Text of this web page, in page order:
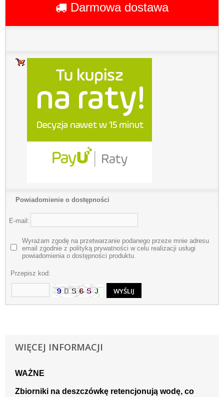
Darmowa dostawa
Powiadomienie o dostępności
E-mail:
Wyrażam zgodę na przetwarzanie podanego przeze mnie adresu
email zgodnie z polityką prywatności w celu realizacji usługi
powiadomienia o dostępności produktu.
Przepisz kod:
WIĘCEJ INFORMACJI
WAŻNE
Zbiorniki na deszczówkę retencjonują wodę, co